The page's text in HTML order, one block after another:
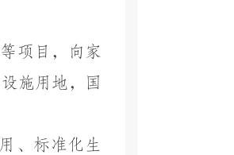
等项目，向家
施用地，国
、标准化生